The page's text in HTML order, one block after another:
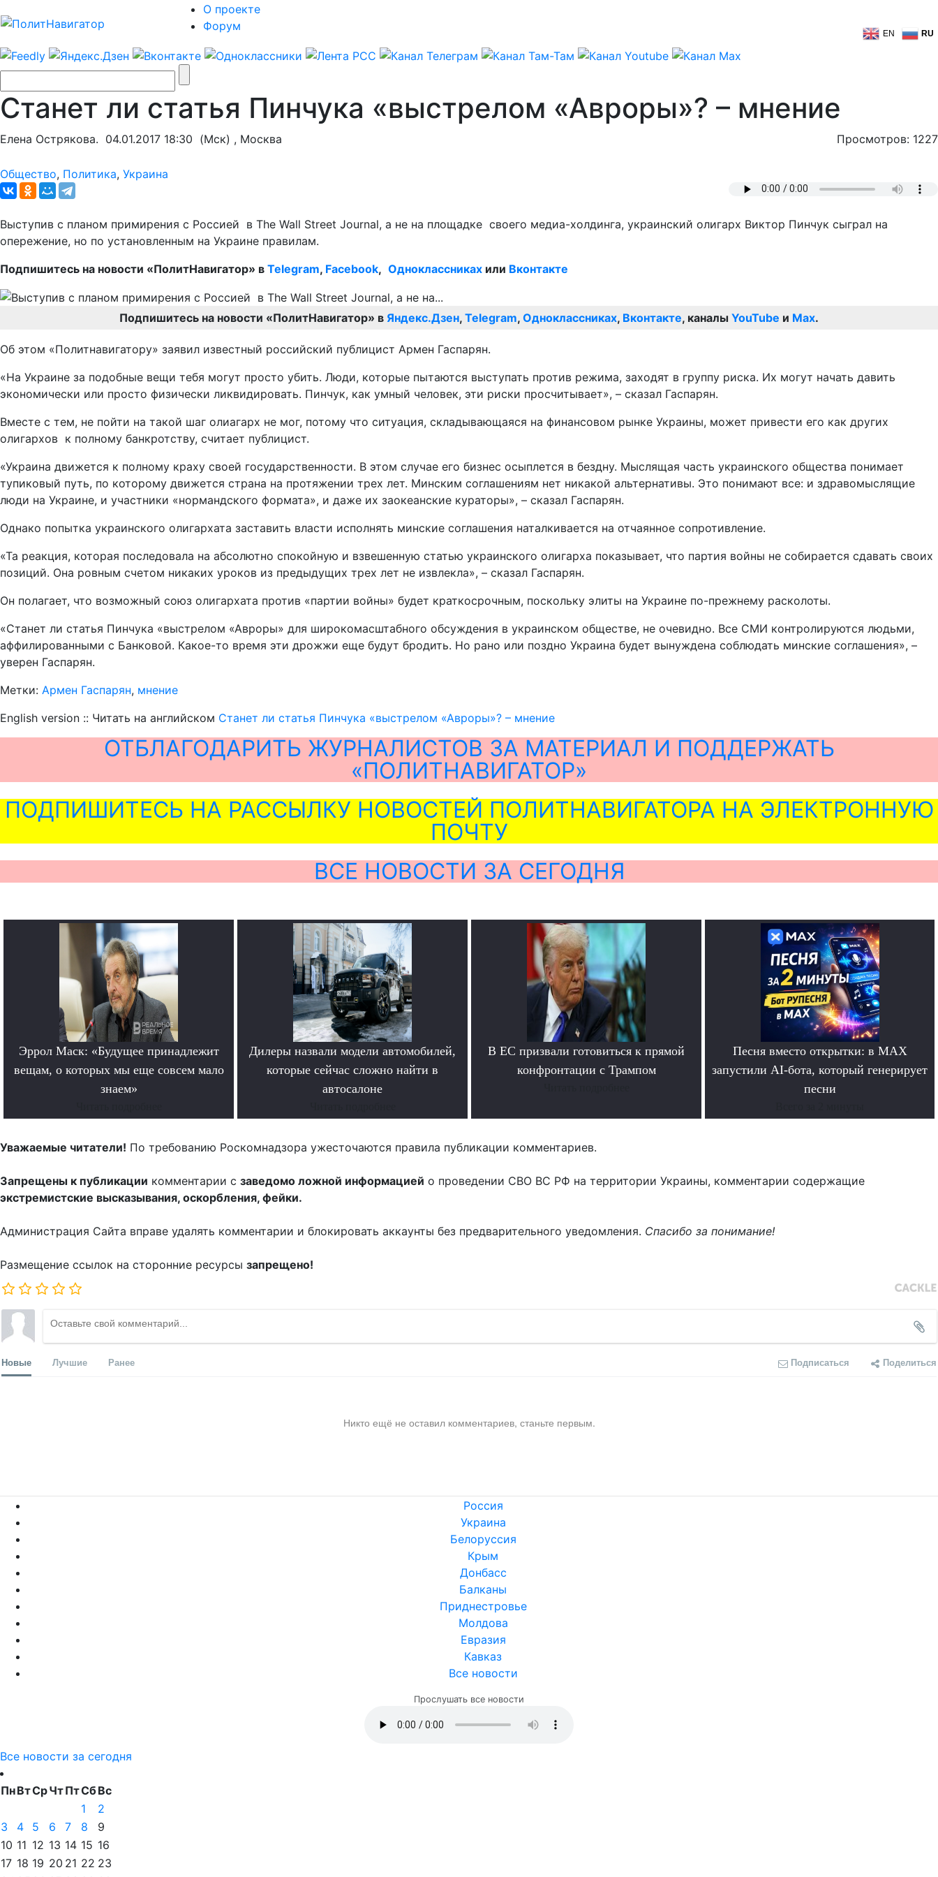
О проекте
Форум
EN RU
Станет ли статья Пинчука «выстрелом «Авроры»? – мнение
Елена Острякова. 04.01.2017 18:30 (Мск) , Москва Просмотров: 1227
Общество, Политика, Украина
Выступив с планом примирения с Россией в The Wall Street Journal, а не на площадке своего медиа-холдинга, украинский олигарх Виктор Пинчук сыграл на
опережение, но по установленным на Украине правилам.
Подпишитесь на новости «ПолитНавигатор» в Telegram, Facebook, Одноклассниках или Вконтакте
Подпишитесь на новости «ПолитНавигатор» в Яндекс.Дзен, Telegram, Одноклассниках, Вконтакте, каналы YouTube и Max.
Об этом «Политнавигатору» заявил известный российский публицист Армен Гаспарян.
«На Украине за подобные вещи тебя могут просто убить. Люди, которые пытаются выступать против режима, заходят в группу риска. Их могут начать давить
экономически или просто физически ликвидировать. Пинчук, как умный человек, эти риски просчитывает», – сказал Гаспарян.
Вместе с тем, не пойти на такой шаг олиагарх не мог, потому что ситуация, складывающаяся на финансовом рынке Украины, может привести его как других
олигархов к полному банкротству, считает публицист.
«Украина движется к полному краху своей государственности. В этом случае его бизнес осыплется в бездну. Мыслящая часть украинского общества понимает
тупиковый путь, по которому движется страна на протяжении трех лет. Минским соглашениям нет никакой альтернативы. Это понимают все: и здравомыслящие
люди на Украине, и участники «нормандского формата», и даже их заокеанские кураторы», – сказал Гаспарян.
Однако попытка украинского олигархата заставить власти исполнять минские соглашения наталкивается на отчаянное сопротивление.
«Та реакция, которая последовала на абсолютно спокойную и взвешенную статью украинского олигарха показывает, что партия войны не собирается сдавать своих
позиций. Она ровным счетом никаких уроков из предыдущих трех лет не извлекла», – сказал Гаспарян.
Он полагает, что возможный союз олигархата против «партии войны» будет краткосрочным, поскольку элиты на Украине по-прежнему расколоты.
«Станет ли статья Пинчука «выстрелом «Авроры» для широкомасштабного обсуждения в украинском обществе, не очевидно. Все СМИ контролируются людьми,
аффилированными с Банковой. Какое-то время эти дрожжи еще будут бродить. Но рано или поздно Украина будет вынуждена соблюдать минские соглашения», –
уверен Гаспарян.
Метки: Армен Гаспарян, мнение
English version :: Читать на английском Станет ли статья Пинчука «выстрелом «Авроры»? – мнение
ОТБЛАГОДАРИТЬ ЖУРНАЛИСТОВ ЗА МАТЕРИАЛ И ПОДДЕРЖАТЬ
«ПОЛИТНАВИГАТОР»
ПОДПИШИТЕСЬ НА РАССЫЛКУ НОВОСТЕЙ ПОЛИТНАВИГАТОРА НА ЭЛЕКТРОННУЮ
ПОЧТУ
ВСЕ НОВОСТИ ЗА СЕГОДНЯ
Эррол Маск: «Будущее принадлежит
вещам, о которых мы еще совсем мало
знаем»
Дилеры назвали модели автомобилей,
которые сейчас сложно найти в
автосалоне
В ЕС призвали готовиться к прямой
конфронтации с Трампом
Песня вместо открытки: в MAX
запустили AI-бота, который генерирует
песни
Уважаемые читатели! По требованию Роскомнадзора ужесточаются правила публикации комментариев.
Запрещены к публикации комментарии с заведомо ложной информацией о проведении СВО ВС РФ на территории Украины, комментарии содержащие
экстремистские высказывания, оскорбления, фейки.
Администрация Сайта вправе удалять комментарии и блокировать аккаунты без предварительного уведомления. Спасибо за понимание!
Размещение ссылок на сторонние ресурсы запрещено!
Новые Лучшие Ранее Подписаться Поделиться
Никто ещё не оставил комментариев, станьте первым.
Россия
Украина
Белоруссия
Крым
Донбасс
Балканы
Приднестровье
Молдова
Евразия
Кавказ
Все новости
Прослушать все новости
Все новости за сегодня
ПнВтСрЧтПтСбВс
1
2
3
4 5 6 7 8
9
10 11 12 13 14 15 16
17 18 19 20 21 22 23